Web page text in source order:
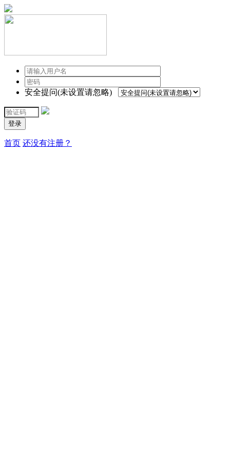
安全提问(未设置请忽略)
登录
首页 还没有注册？